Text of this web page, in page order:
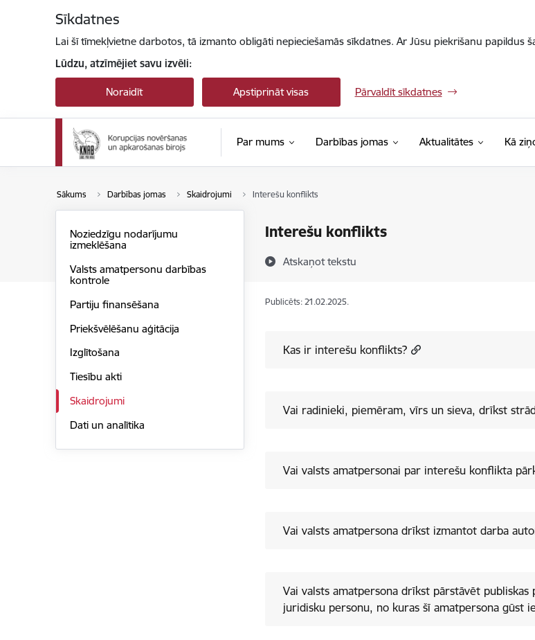
Sīkdatnes
Lai šī tīmekļvietne darbotos, tā izmanto obligāti nepieciešamās sīkdatnes. Ar Jūsu piekrišanu papildus
Lūdzu, atzīmējiet savu izvēli:
Noraidīt Apstiprināt visas Pārvaldīt sīkdatnes
Par mums Darbības jomas Aktualitātes Kā
Sākums Darbības jomas Skaidrojumi Interešu konflikts
Interešu konflikts
Atskaņot tekstu
Noziedzīgu nodarījumu
izmeklēšana
Valsts amatpersonu darbības
kontrole
Partiju finansēšana
Priekšvēlēšanu aģitācija
Izglītošana
Tiesību akti
Skaidrojumi
Dati un analītika
Publicēts: 21.02.2025.
Kas ir interešu konflikts?
Vai radinieki, piemēram, vīrs un sieva, drīkst
Vai valsts amatpersonai par interešu konflikta
Vai valsts amatpersona drīkst izmantot darba
Vai valsts amatpersona drīkst pārstāvēt
juridisku personu, no kuras šī amatpersona gūst